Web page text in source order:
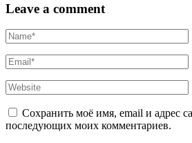
Leave a comment
Сохранить моё имя, email и адрес
последующих моих комментариев.